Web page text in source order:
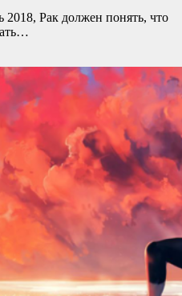
2018, Рак должен понять, что